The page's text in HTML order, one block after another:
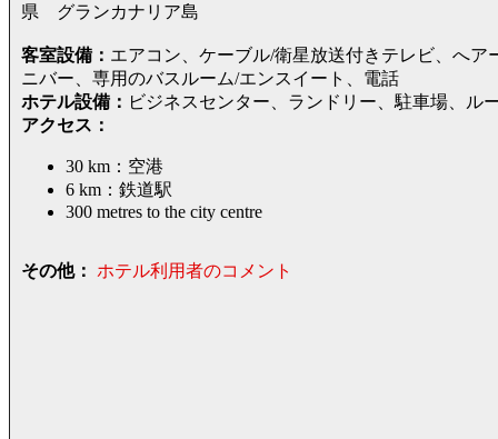
県 グランカナリア島
客室設備： エアコン、ケーブル/衛星放送付きテレビ、へ
ニバー、専用のバスルーム/エンスイート、電話
ホテル設備： ビジネスセンター、ランドリー、駐車場、ル
アクセス：
30 km：空港
6 km：鉄道駅
300 metres to the city centre
その他： ホテル利用者のコメント